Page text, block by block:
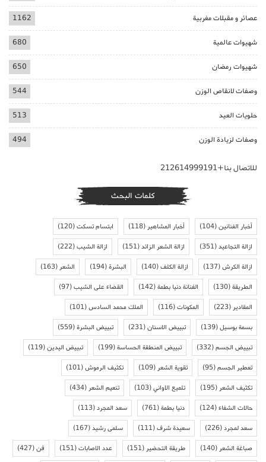
عصائر و مقبلات مغربية 1162
شهيوات عالمية 680
شهيوات رمضان 650
وصفات لانقاص الوزن 544
حلويات العيد 513
وصفات لزيادة الوزن 494
للاتصال بنا+212614999191
كلمات البحث
أخبار الفنانين(104) أخبار المشاهير(118) ابتسام تسكت(120)
ازالة التجاعيد(351) ازالة الشعر الزائد(151) ازالة الشيب(222)
ازالة الكرش(137) ازالة الكلف(140) البشرة(194) الشعر(163)
الطريقة(130) الفنانة دنيا بطمة(142) القضاء على الشيب(97)
المقادير(223) المكونات(116) الملك محمد السادس(101)
بسمة بوسيل(139) تبييض الاسنان(231) تبييض البشرة(559)
تبييض الجسم(332) تبييض المنطقة الحساسة(199) تبييض اليدين(119)
تعطير الجسم(95) تقوية الشعر(109) تكثيف الرموش(101)
تكثيف الشعر(195) تلميع الاواني(103) تنعيم الشعر(434)
حالات الشفاء(124) دنيا بطمة(761) سعد المجرد(113)
سعد لمجرد(226) سعيدة شرف(111) سلمى رشيد(167)
صباغة الشعر(140) طريقة التحضير(151) عدد الاصابات(151) فن(427)